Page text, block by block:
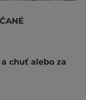
chuť alebo za